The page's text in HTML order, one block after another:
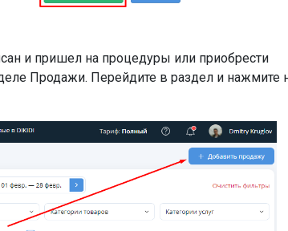
и пришел на процедуры или приобрести
Продажи. Перейдите в раздел и нажмите